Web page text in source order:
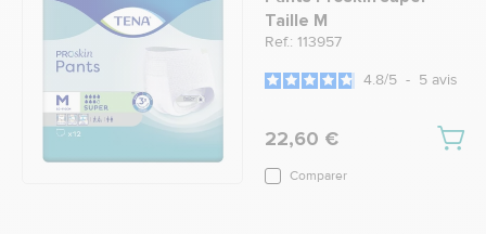
Taille M
Ref.: 113957
4.8/5 - 5 avis
22,60 €
Comparer